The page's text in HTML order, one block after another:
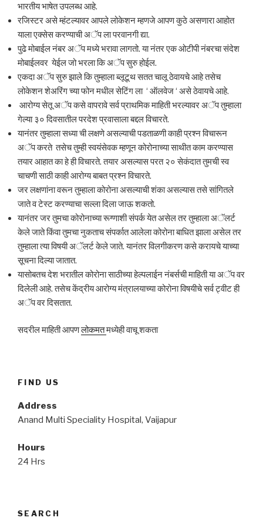
भारतीय भाषेत उपलब्ध आहे.
रजिस्टर असे म्हंटल्यावर आपले लोकेशन म्हणजे आपण कुठे असणारा आहोत
याला एक्सेस करण्याची अॅप ला परवानगी द्या.
पुढे मोबाईल नंबर अॅप मध्ये भरावा लागतो. या नंतर एक ओटीपी नंबरचा संदेश
मोबाईलवर येईल जो भरला कि अॅप सुरु होईल.
एकदा अॅप सुरु झाले कि तुम्हाला ब्लूटूथ सतत चालू ठेवायचे आहे तसेच
लोकेशन शेअरिंग च्या फोन मधील सेटिंग ला ‘ ऑलवेज ‘ असे ठेवायचे आहे.
आरोग्य सेतू अॅप कसे वापरावे सर्व प्राथमिक माहिती भरल्यावर अॅप तुम्हाला
गेल्या ३० दिवसातील परदेश प्रवासाला बद्दल विचारते.
यानंतर तुम्हाला सध्या ची लक्षणे असल्याची पडताळणी काही प्रश्न विचारून
अॅप करते तसेच तुम्ही स्वयंसेवक म्हणून कोरोनाच्या साथीत काम करण्यास
तयार आहात का हे ही विचारते. तयार असल्यास परत २० सेकंदात तुमची स्व
चाचणी साठी काही आरोग्य बाबत प्रश्न विचारते.
जर लक्षणांना वरून तुम्हाला कोरोना असल्याची शंका असल्यास तसे सांगितले
जाते व टेस्ट करण्याचा सल्ला दिला जाऊ शकतो.
यानंतर जर तुमचा कोरोनाच्या रूग्णाशी संपर्क येत असेल तर तुम्हाला अॅलर्ट
केले जाते किंवा तुमचा नुकताच संपर्कात आलेला कोरोना बाधित झाला असेल तर
तुम्हाला त्या विषयी अॅलर्ट केले जाते. यानंतर विलगीकरण कसे करायचे याच्या
सूचना दिल्या जातात.
यासोबतच देश भरातील कोरोना साठीच्या हेल्पलाईन नंबर्सची माहिती या अॅप वर
दिलेली आहे. तसेच केंद्रीय आरोग्य मंत्रालयाच्या कोरोना विषयीचे सर्व ट्वीट ही
अॅप वर दिसतात.
सदरील माहिती आपणलोकमतमध्येही वाचू शकता
FIND US
Address
Anand Multi Speciality Hospital, Vaijapur
Hours
24 Hrs
SEARCH